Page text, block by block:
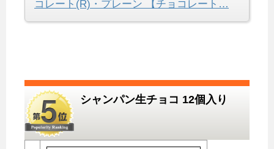
コレート(R)・プレーン 【チョコレート…
シャンパン生チョコ 12個入り